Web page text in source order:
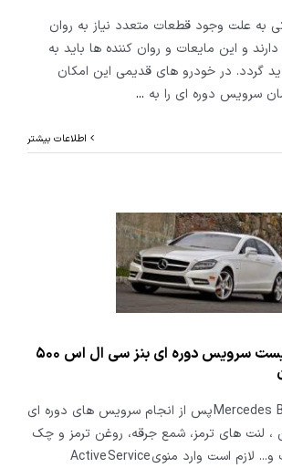
به علت وجود قطعات متعدد نیاز به روان
و این مایعات و روان کننده ها باید به
گردد. در خودرو های قدیمی این امکان
سرویس دوره ای را به ...
اطلاعات بیشتر
ویدئو: آموزشی ریست سرویس دوره ای بنز سی ال اس ۵۰۰
در خودروهای Mercedes Benz پس از انجام سرویس های دوره ای
، لنت های ترمز، شمع جرقه، روغن ترمز و چک
کردن سطح مایعات و... لازم است وارد منوی Active Service